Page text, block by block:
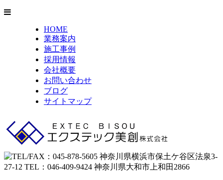
HOME
業務案内
施工事例
採用情報
会社概要
お問い合わせ
ブログ
サイトマップ